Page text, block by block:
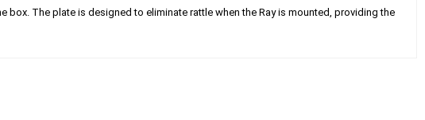
The plate is designed to eliminate rattle when the Ray is mounted, providing the